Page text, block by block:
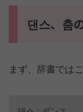
댄스、춤
まず、辞書では